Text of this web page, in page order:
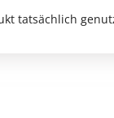
tatsächlich